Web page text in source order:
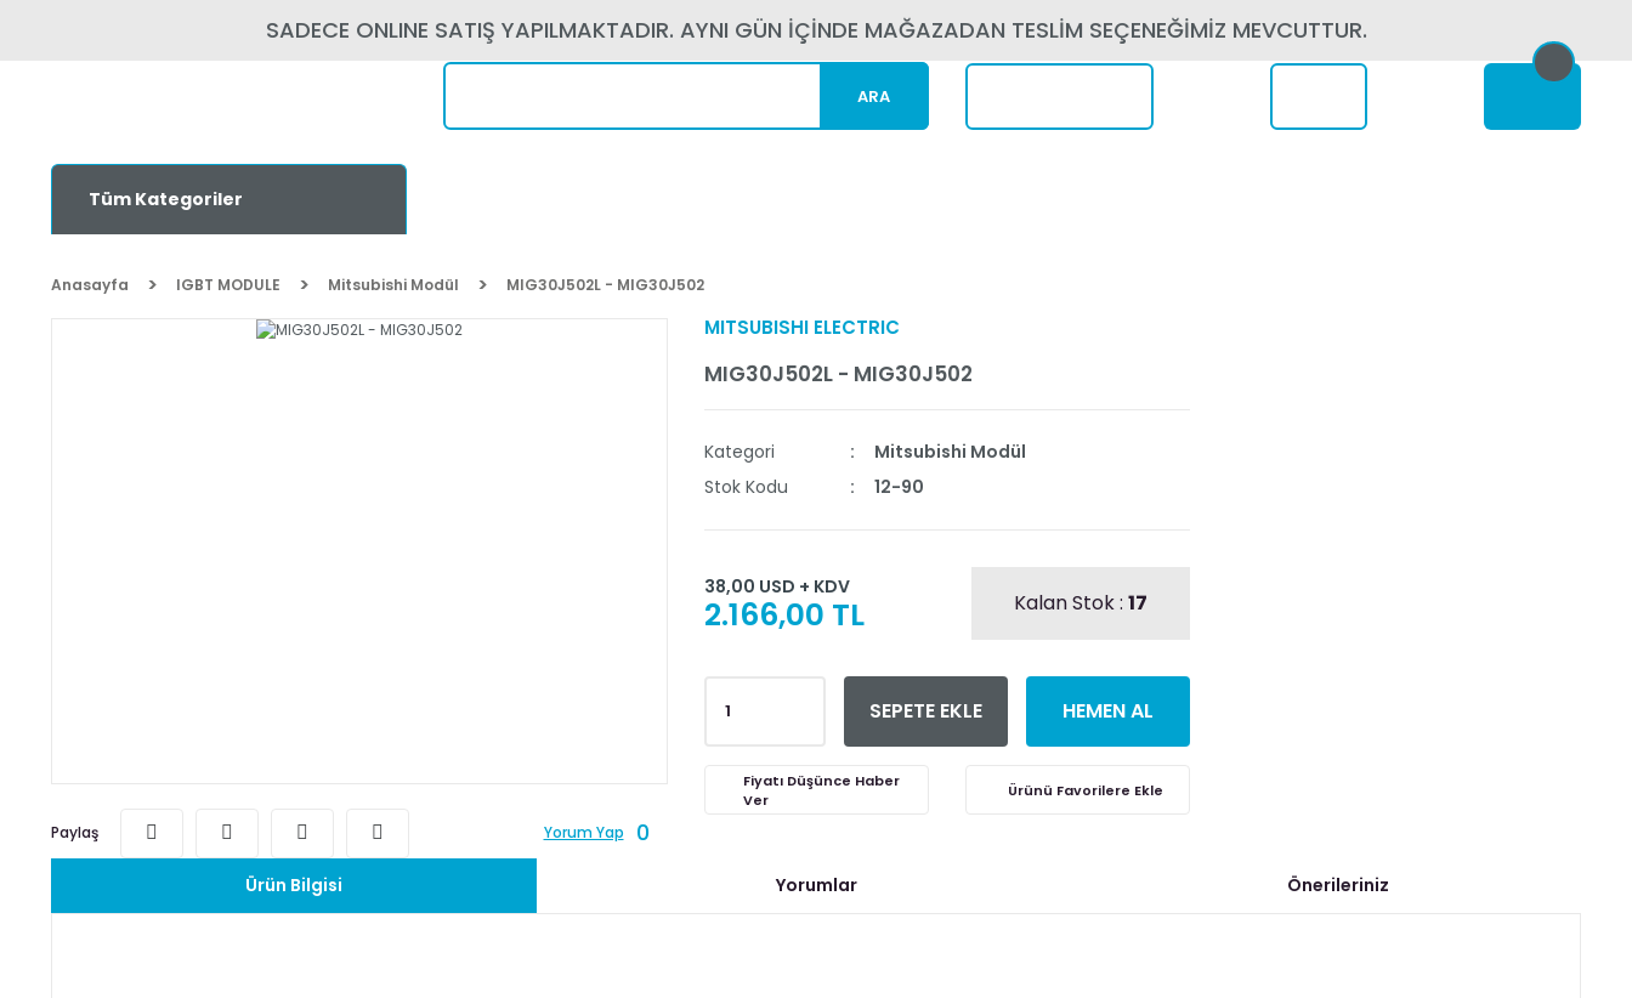
SADECE ONLINE SATIŞ YAPILMAKTADIR. AYNI GÜN İÇİNDE MAĞAZADAN TESLİM SEÇENEĞİMİZ MEVCUTTUR.
ARA
Tüm Kategoriler
Anasayfa IGBT MODULE Mitsubishi Modül MIG30J502L - MIG30J502
Paylaş Yorum Yap 0
MITSUBISHI ELECTRIC
MIG30J502L - MIG30J502
Kategori
Mitsubishi Modül
Stok Kodu
12-90
38,00 USD + KDV
2.166,00 TL Kalan Stok : 17
SEPETE EKLE HEMEN AL
Fiyatı Düşünce Haber
Ver
Ürün Bilgisi Yorumlar Önerileriniz